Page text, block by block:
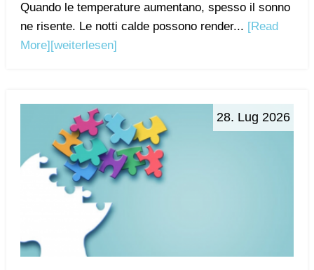
Quando le temperature aumentano, spesso il sonno
ne risente. Le notti calde possono render... [Read
More] [weiterlesen]
28. Lug 2026